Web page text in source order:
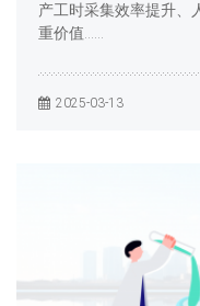
产工时采集效率提升、
重价值……
2025-03-13